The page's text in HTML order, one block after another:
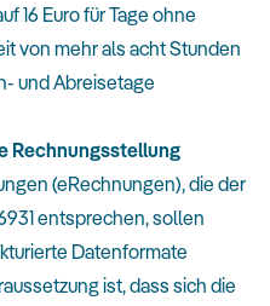
16 Euro für Tage ohne
von mehr als acht Stunden
und Abreisetage
Rechnungsstellung
(eRechnungen), die der
entsprechen, sollen
Datenformate
ist, dass sich die